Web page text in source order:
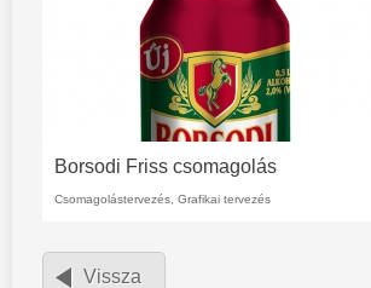
Borsodi Friss csomagolás
Csomagolástervezés, Grafikai tervezés
Oldalak
Vissza